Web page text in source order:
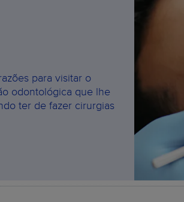
para visitar o
odontológica que lhe
ter de fazer cirurgias